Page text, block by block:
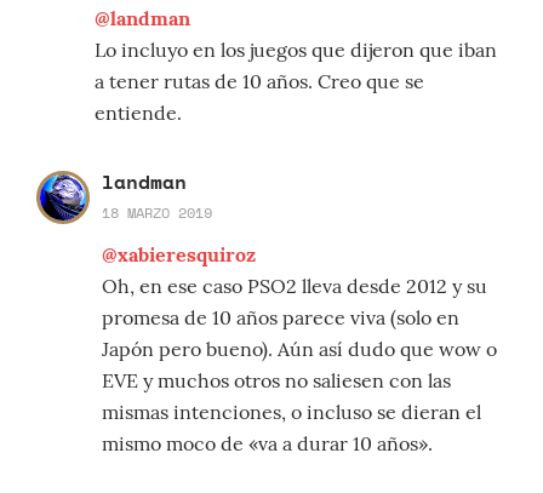
@landman
Lo incluyo en los juegos que dijeron que iban
a tener rutas de 10 años. Creo que se
entiende.
landman
18 MARZO 2019
@xabieresquiroz
Oh, en ese caso PSO2 lleva desde 2012 y su
promesa de 10 años parece viva (solo en
Japón pero bueno). Aún así dudo que wow o
EVE y muchos otros no saliesen con las
mismas intenciones, o incluso se dieran el
mismo moco de «va a durar 10 años».